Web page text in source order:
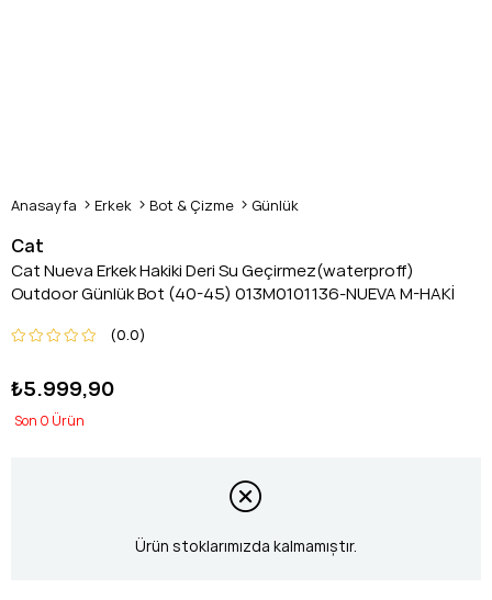
Anasayfa Erkek Bot & Çizme Günlük
Cat
Cat Nueva Erkek Hakiki Deri Su Geçirmez(waterproff)
Outdoor Günlük Bot (40-45) 013M0101136-NUEVA M-HAKİ
0.0
₺5.999,90
0
Ürün stoklarımızda kalmamıştır.